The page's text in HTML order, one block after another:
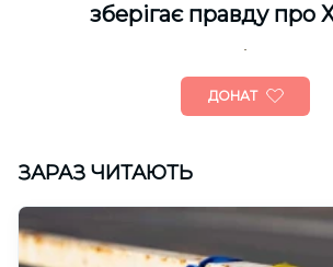
зберігає правду про
ДОНАТ
ЗАРАЗ ЧИТАЮТЬ